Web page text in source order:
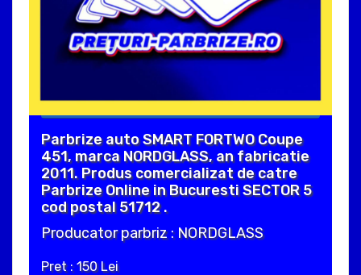
Parbrize auto SMART FORTWO Coupe
451, marca NORDGLASS, an fabricatie
2011. Produs comercializat de catre
Parbrize Online in Bucuresti SECTOR 5
cod postal 51712 .
Producator parbriz : NORDGLASS
Pret : 150 Lei